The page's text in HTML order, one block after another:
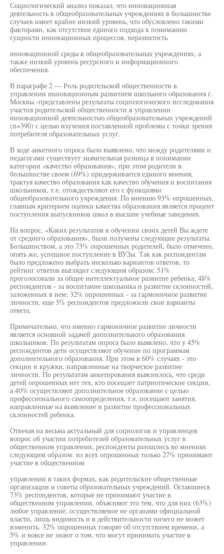
Социологический анализ показал, что инновационная
деятельность в общеобразовательных учреждениях в большинстве
случаев имеет крайне низкий уровень, что обусловлено такими
факторами, как отсутствие единого подхода к пониманию
сущности инновационных процессов, неразвитость
инновационной среды в общеобразовательных учреждениях, а
также низкий уровень ресурсного и информационного
обеспечения.
В параграфе 2 — Роль родительской общественности в
управлении инновационным развитием школьного образования г.
Москвы -представлены результаты социологического исследования
участия родительской общественности в управлении
инновационной деятельностью общеобразовательных учреждений
(п=390) с целью изучения поставленной проблемы с точки зрения
потребителя образовательных услуг.
В ходе анкетного опроса было выявлено, что между родителями и
педагогами существует значительная разница в понимании
категории «качество образования», при этом родители в
большинстве своем (69%) придерживается единого мнения,
трактуя качество образования как качество обучения и воспитания
школьников, т.е. отождествляют его с функциями
общеобразовательного учреждения. По мнению 93% опрошенных,
главным критерием оценки качества образования является процент
поступления выпускников школ в высшие учебные заведения.
На вопрос, «Каких результатов в обучении своих детей Вы ждете
от среднего образования», были получены следующие результаты.
Большинством, а это 73% опрошенных родителей, было отмечено,
опять же, успешное поступление в ВУЗы. Так как респондентам
было предложено выбрать несколько вариантов ответов, то
рейтинг ответов выглядит следующим образом: 51%
проголосовали за общее интеллектуальное развитие ребенка; 48%
респондентов - за воспитание школьника и развитие склонностей,
заложенных в нем; 32% опрошенных - за гармоничное развитие
личности, еще 5% респондентов предложили свои варианты
ответа.
Примечательно, что именно гармоничное развитие личности
является основной задачей дополнительного образования
школьников. По результатам опроса было выявлено, что у 45%
респондентов дети осуществляют обучение по программам
дополнительного образования. При этом в 60% случаях - это
секции и кружки, направленные на творческое развитие
личности. По результатам анкетирования выяснилось, что среди
детей опрошенных нет тех, кто посещает патриотические секции,
а 40% осуществляют дополнительное образование с целью
профессионального самоопределения, т.е. посещают занятия,
направленные на выявление и развитие профессиональных
склонностей ребенка.
Отвечая на весьма актуальный для социологов и управленцев
вопрос об участии потребителей образовательных услуг в
общественном управлении, респонденты разошлись во мнениях
следующим образом: из всех опрошенных только 27% принимают
участие в общественном
управлении в таких формах, как родительские общественные
организации и советы образовательных учреждений. Оставшиеся
73% респондентов, которые не принимают участие в
общественном управлении, объясняют это тем, что для них (63%)
любое управление, осуществляемое не органами официальной
власти, лишь видимость и в действительности ничего не может
изменить. 32% опрошенных говорят об отсутствием времени, а
5% и вовсе не знают о том, что могут принимать участие в
управлении.